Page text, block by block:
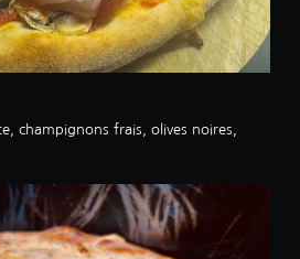
champignons frais, olives noires,